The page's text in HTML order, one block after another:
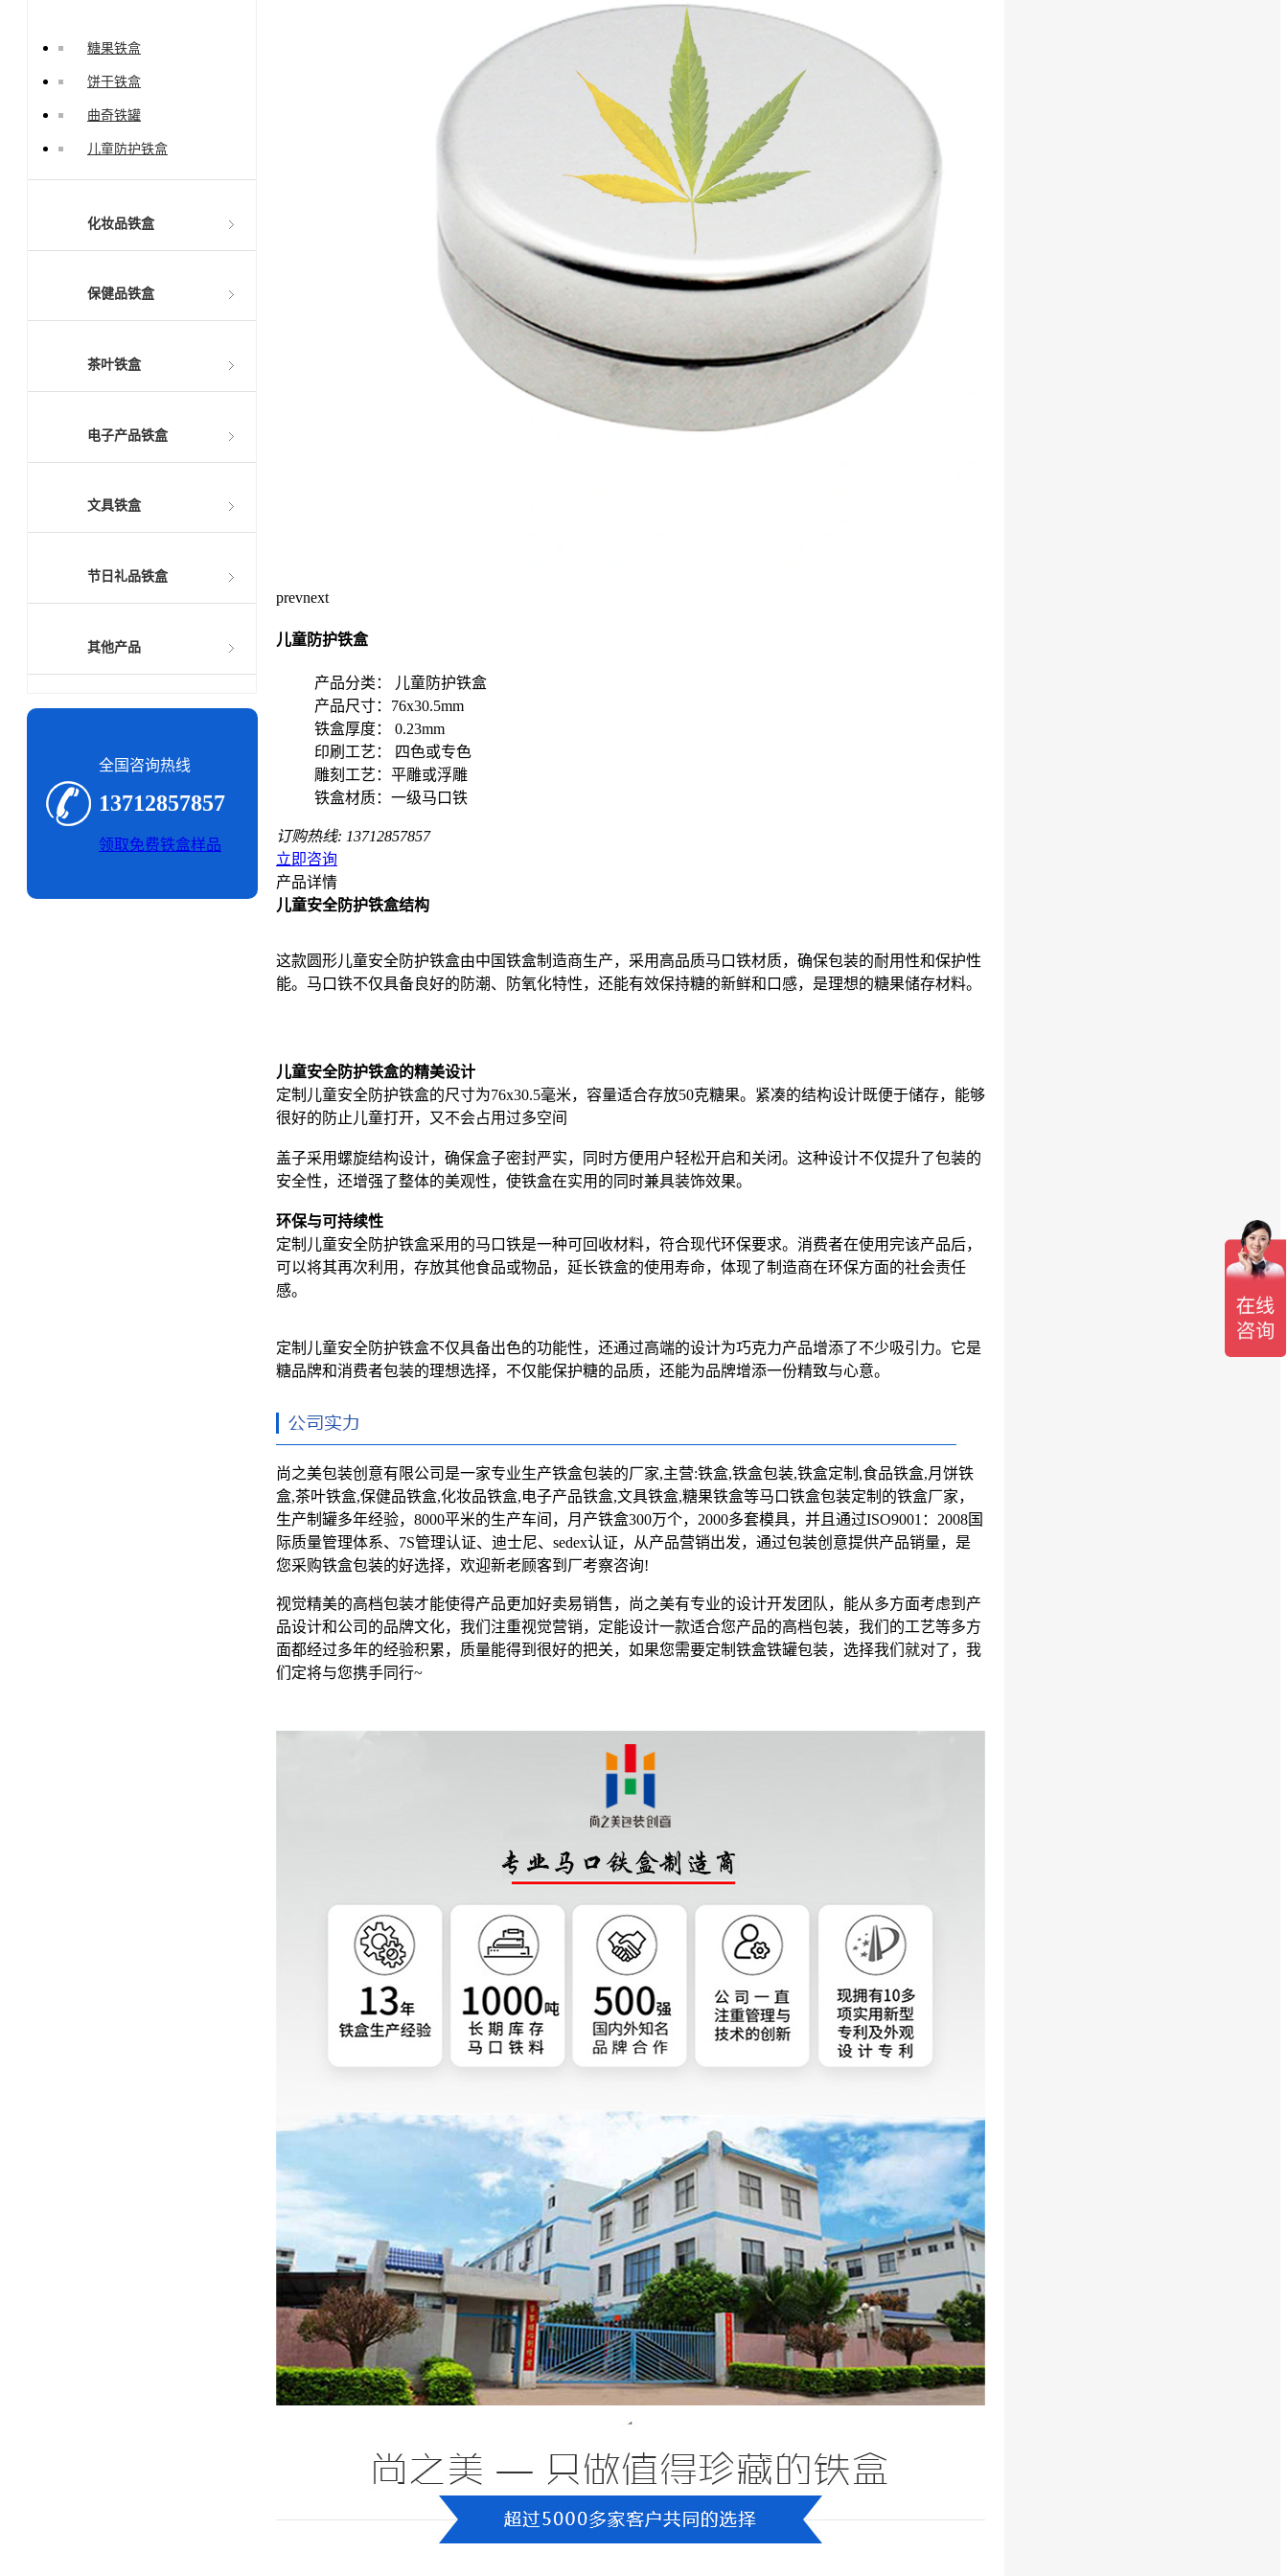
prevnext
儿童防护铁盒
产品分类： 儿童防护铁盒
产品尺寸：76x30.5mm
铁盒厚度： 0.23mm
印刷工艺： 四色或专色
雕刻工艺：平雕或浮雕
铁盒材质：一级马口铁
订购热线: 13712857857
立即咨询
产品详情
儿童安全防护铁盒结构
这款圆形儿童安全防护铁盒由中国铁盒制造商生产，采用高品质马口铁材质，确保包装的耐用性和保护性
能。马口铁不仅具备良好的防潮、防氧化特性，还能有效保持糖的新鲜和口感，是理想的糖果储存材料。
儿童安全防护铁盒的精美设计
定制儿童安全防护铁盒的尺寸为76x30.5毫米，容量适合存放50克糖果。紧凑的结构设计既便于储存，能够
很好的防止儿童打开，又不会占用过多空间
盖子采用螺旋结构设计，确保盒子密封严实，同时方便用户轻松开启和关闭。这种设计不仅提升了包装的
安全性，还增强了整体的美观性，使铁盒在实用的同时兼具装饰效果。
环保与可持续性
定制儿童安全防护铁盒采用的马口铁是一种可回收材料，符合现代环保要求。消费者在使用完该产品后，
可以将其再次利用，存放其他食品或物品，延长铁盒的使用寿命，体现了制造商在环保方面的社会责任
感。
定制儿童安全防护铁盒不仅具备出色的功能性，还通过高端的设计为巧克力产品增添了不少吸引力。它是
糖品牌和消费者包装的理想选择，不仅能保护糖的品质，还能为品牌增添一份精致与心意。
尚之美包装创意有限公司是一家专业生产铁盒包装的厂家,主营:铁盒,铁盒包装,铁盒定制,食品铁盒,月饼铁
盒,茶叶铁盒,保健品铁盒,化妆品铁盒,电子产品铁盒,文具铁盒,糖果铁盒等马口铁盒包装定制的铁盒厂家，
生产制罐多年经验，8000平米的生产车间，月产铁盒300万个，2000多套模具，并且通过ISO9001：2008国
际质量管理体系、7S管理认证、迪士尼、sedex认证，从产品营销出发，通过包装创意提供产品销量，是
您采购铁盒包装的好选择，欢迎新老顾客到厂考察咨询!
视觉精美的高档包装才能使得产品更加好卖易销售，尚之美有专业的设计开发团队，能从多方面考虑到产
品设计和公司的品牌文化，我们注重视觉营销，定能设计一款适合您产品的高档包装，我们的工艺等多方
面都经过多年的经验积累，质量能得到很好的把关，如果您需要定制铁盒铁罐包装，选择我们就对了，我
们定将与您携手同行~
糖果铁盒
饼干铁盒
曲奇铁罐
儿童防护铁盒
化妆品铁盒
保健品铁盒
茶叶铁盒
电子产品铁盒
文具铁盒
节日礼品铁盒
其他产品
全国咨询热线
13712857857
领取免费铁盒样品